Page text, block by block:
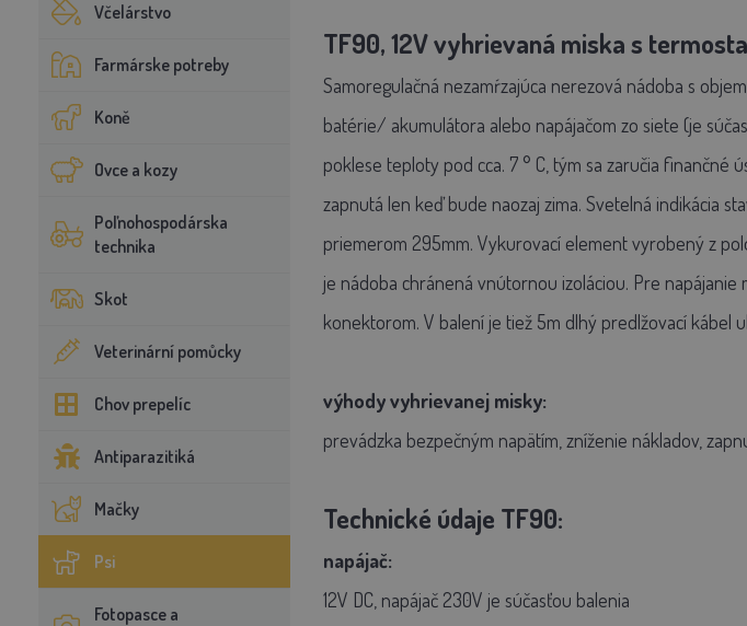
Včelárstvo
Farmárske potreby
Koně
Ovce a kozy
Poľnohospodárska
technika
Skot
Veterinární pomůcky
Chov prepelíc
Antiparazitiká
Mačky
Psi
Fotopasce a
TF90, 12V vyhrievaná miska s
Samoregulačná nezamŕzajúca nerezová nádoba s
batérie/ akumulátora alebo napájačom zo siete (je
poklese teploty pod cca. 7 ° C, tým sa zaručia
zapnutá len keď bude naozaj zima. Svetelná indikácia
priemerom 295mm. Vykurovací element vyrobený z
je nádoba chránená vnútornou izoláciou. Pre
konektorom. V balení je tiež 5m dlhý predlžovací kábel
výhody vyhrievanej misky:
prevádzka bezpečným napätím, zníženie nákladov,
Technické údaje TF90:
napájač:
12V DC, napájač 230V je súčasťou balenia